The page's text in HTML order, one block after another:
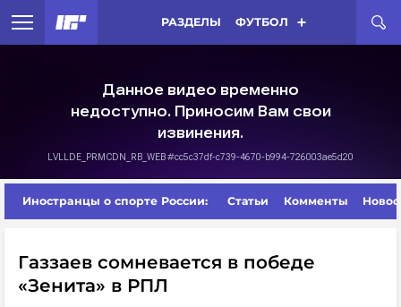
РАЗДЕЛЫ ФУТБОЛ
Иностранцы о спорте России: Статьи Комменты
Газзаев сомневается в победе
«Зенита» в РПЛ